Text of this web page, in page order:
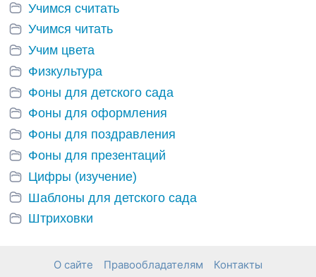
Учимся считать
Учимся читать
Учим цвета
Физкультура
Фоны для детского сада
Фоны для оформления
Фоны для поздравления
Фоны для презентаций
Цифры (изучение)
Шаблоны для детского сада
Штриховки
О сайте Правообладателям
Контакты